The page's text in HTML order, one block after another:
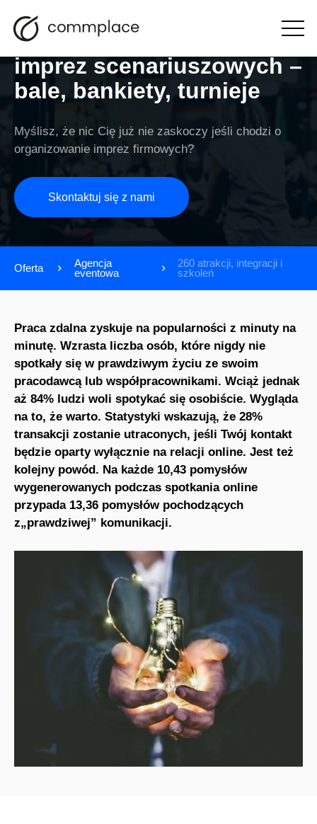
Ponad 113 rodzajów
imprez scenariuszowych –
bale, bankiety, turnieje
Myślisz, że nic Cię już nie zaskoczy jeśli chodzi o
organizowanie imprez firmowych?
Skontaktuj się z nami
Oferta
Agencja
eventowa
260 atrakcji, integracji i
szkoleń
Praca zdalna zyskuje na popularności z minuty na
minutę. Wzrasta liczba osób, które nigdy nie
spotkały się w prawdziwym życiu ze swoim
pracodawcą lub współpracownikami. Wciąż jednak
aż 84% ludzi woli spotykać się osobiście. Wygląda
na to, że warto. Statystyki wskazują, że28%
transakcji zostanie utraconych, jeśli Twój kontakt
będzie oparty wyłącznie na relacji online. Jest też
kolejny powód. Na każde 10,43 pomysłów
wygenerowanych podczas spotkania online
przypada13,36 pomysłów pochodzących
z„prawdziwej” komunikacji.